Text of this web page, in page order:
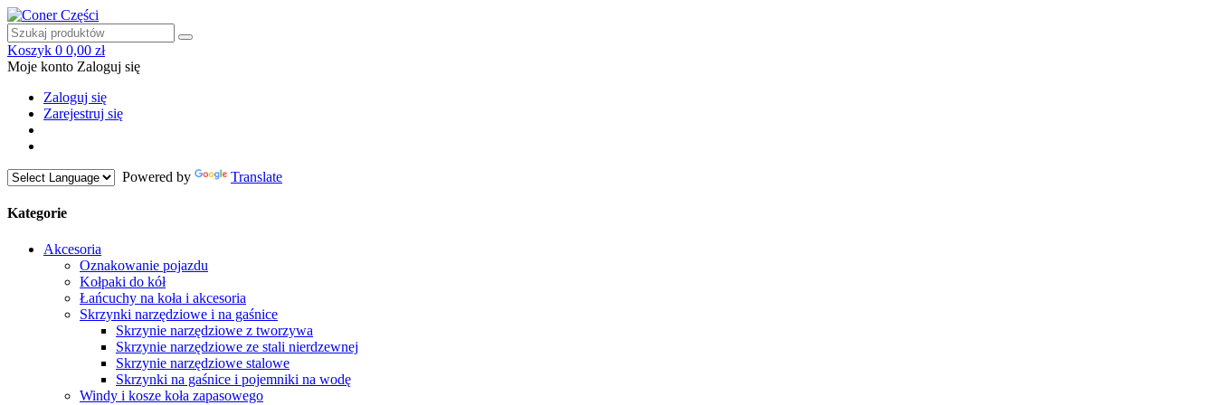
Koszyk 0 0,00 zł
Moje konto Zaloguj się
Zaloguj się
Zarejestruj się
Powered by Translate
Kategorie
Akcesoria
Oznakowanie pojazdu
Kołpaki do kół
Łańcuchy na koła i akcesoria
Skrzynki narzędziowe i na gaśnice
Skrzynie narzędziowe z tworzywa
Skrzynie narzędziowe ze stali nierdzewnej
Skrzynie narzędziowe stalowe
Skrzynki na gaśnice i pojemniki na wodę
Windy i kosze koła zapasowego